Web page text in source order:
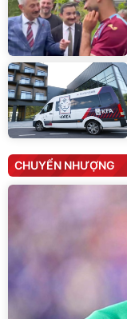
CHUYỂN NHƯỢNG